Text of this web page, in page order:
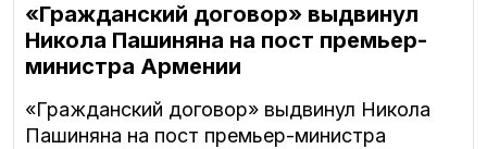
«Гражданский договор» выдвинул
Никола Пашиняна на пост премьер-
министра Армении
«Гражданский договор» выдвинул Никола
Пашиняна на пост премьер-министра